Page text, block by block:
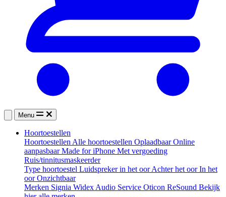
Menu
Hoortoestellen
Hoortoestellen Alle hoortoestellen OplaadbaarOnline
aanpasbaarMade for iPhone Met vergoeding
Ruis/tinnitusmaskeerder
Type hoortoestel Luidspreker in het oorAchter het oorIn het
oorOnzichtbaar
Merken Signia Widex Audio Service Oticon ReSound Bekijk